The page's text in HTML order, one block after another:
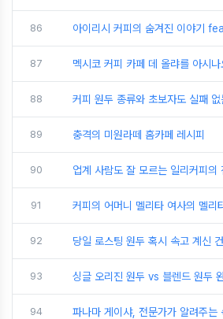
86 아이리시 커피의 숨겨진 이야기
87 멕시코 커피 카페 데 올랴를 아시나
88 커피 원두 종류와 초보자도 실패
89 충격의 미원라떼 홈카페 레시피
90 업계 사람도 잘 모르는 일리커피의
91 커피의 어머니 멜리타 여사의 멜리
92 당일 로스팅 원두 혹시 속고 계신
93 싱글 오리진 원두 vs 블렌드 원두
94 파나마 게이샤, 전문가가 알려주는